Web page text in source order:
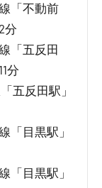
「不動前
分
「五反田
分
五反田駅」
「目黒駅」
「目黒駅」